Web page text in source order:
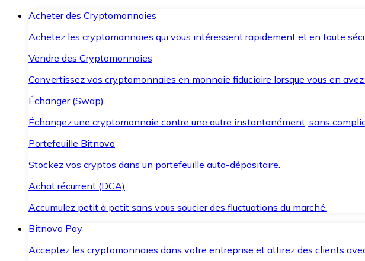
Acheter des Cryptomonnaies
Achetez les cryptomonnaies qui vous intéressent rapidement et en toute
Vendre des Cryptomonnaies
Convertissez vos cryptomonnaies en monnaie fiduciaire lorsque vous en
Échanger (Swap)
Échangez une cryptomonnaie contre une autre instantanément, sans
Portefeuille Bitnovo
Stockez vos cryptos dans un portefeuille auto-dépositaire.
Achat récurrent (DCA)
Accumulez petit à petit sans vous soucier des fluctuations du marché.
Bitnovo Pay
Acceptez les cryptomonnaies dans votre entreprise et attirez des clients